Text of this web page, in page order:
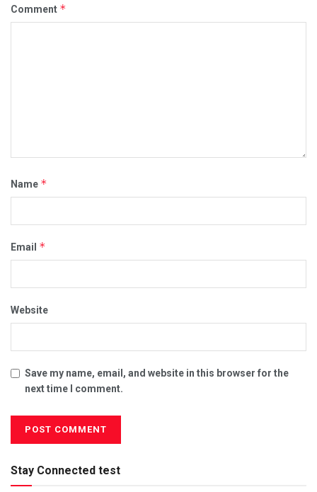
Comment *
Name *
Email *
Website
Save my name, email, and website in this browser for the
next time I comment.
Stay Connected test